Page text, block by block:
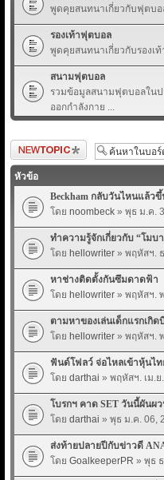
พูดคุยสนทนาเกี่ยวกับฟุตบ
รองเท้าฟุตบอล
พูดคุยสนทนาเกี่ยวกับรองเ
สนามฟุตบอล
รวมข้อมูลสนามฟุตบอลใน
ออกกำลังกาย ...
ตั้งกระทู้ใหม่
หัวข้อ
Beckham กลับวันไหนแล้ว
โดย noombeck » พุธ ม.ค.
ทำความรู้จักเกี่ยวกับ “โมบ
โดย hellowriter » พฤหัสฯ.
หาช่างติดตั้งกันซึมดาดฟ้า
โดย hellowriter » พฤหัสฯ.
ตามหาของเล่นเด็กแรกเกิ
โดย hellowriter » พฤหัสฯ.
ฟันด์โฟลว์ จ่อไหลเข้าหุ้นไ
โดย darthai » พฤหัสฯ. เม.ย
โบรกฯ คาด SET วันนี้ผันผ
โดย darthai » พุธ ม.ค. 06,
ส่งท้ายปลายปีกับข่าวดี
โดย GoalkeeperPR » พุธ